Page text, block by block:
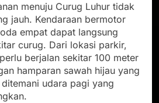
menuju Curug Luhur tidak
jauh. Kendaraan bermotor
empat dapat langsung
curug. Dari lokasi parkir,
berjalan sekitar 100 meter
hamparan sawah hijau yang
udara pagi yang